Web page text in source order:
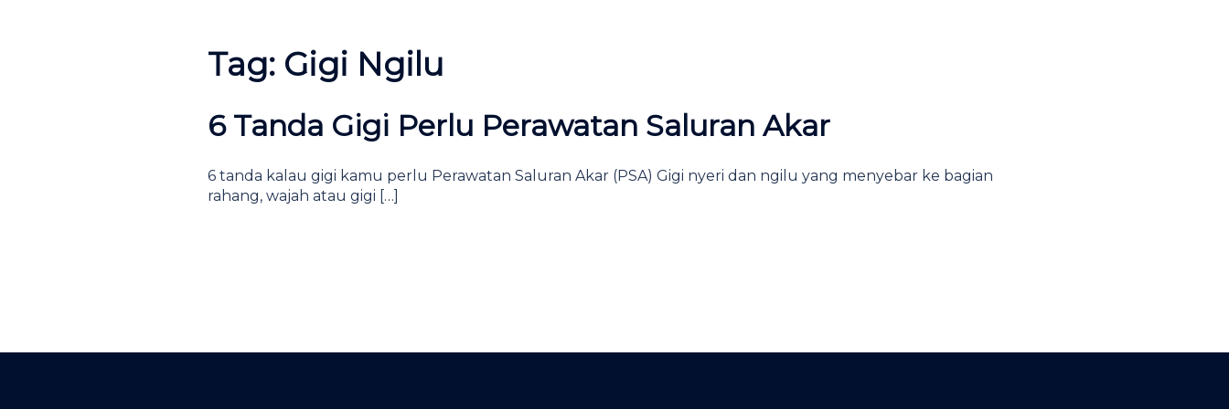
Tag: Gigi Ngilu
6 Tanda Gigi Perlu Perawatan Saluran Akar
6 tanda kalau gigi kamu perlu Perawatan Saluran Akar (PSA) Gigi nyeri dan ngilu yang menyebar ke bagian
rahang, wajah atau gigi […]